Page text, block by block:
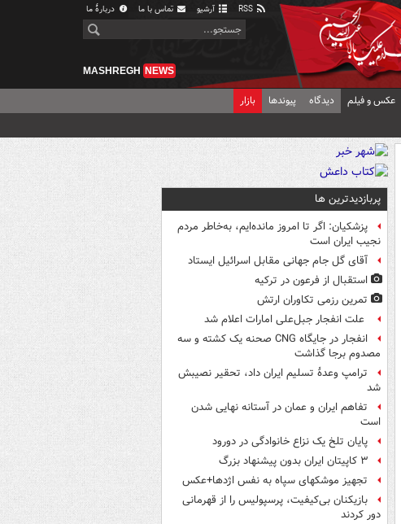
آرشیو تماس با ما دربارهٔ ما
MASHREGH NEWS
عکس و فیلم دیدگاه پیوندها بازار
پربازدیدترین ها
پزشکیان: اگر تا امروز مانده‌ایم، به‌خاطر مردم
نجیب ایران است
آقای گل جام جهانی مقابل اسرائیل ایستاد
استقبال از فرعون در ترکیه
تمرین رزمی تکاوران ارتش
علت انفجار جبل‌علی امارات اعلام شد
انفجار در جایگاه CNG صحنه یک کشته و سه
مصدوم برجا گذاشت
ترامپ وعدۀ تسلیم ایران داد، تحقیر نصیبش
شد
تفاهم ایران و عمان در آستانه نهایی شدن
است
پایان تلخ یک نزاع خانوادگی در دورود
۳ کاپیتان ایران بدون پیشنهاد بزرگ
تجهیز موشکهای سپاه به نفس اژدها+عکس
بازیکنان بی‌کیفیت، پرسپولیس را از قهرمانی
دور کردند